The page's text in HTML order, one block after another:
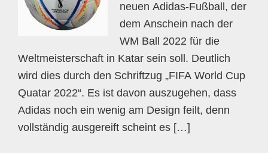
neuen Adidas-Fußball, der
dem Anschein nach der
WM Ball 2022 für die
Weltmeisterschaft in Katar sein soll. Deutlich
wird dies durch den Schriftzug „FIFA World Cup
Quatar 2022“. Es ist davon auszugehen, dass
Adidas noch ein wenig am Design feilt, denn
vollständig ausgereift scheint es […]